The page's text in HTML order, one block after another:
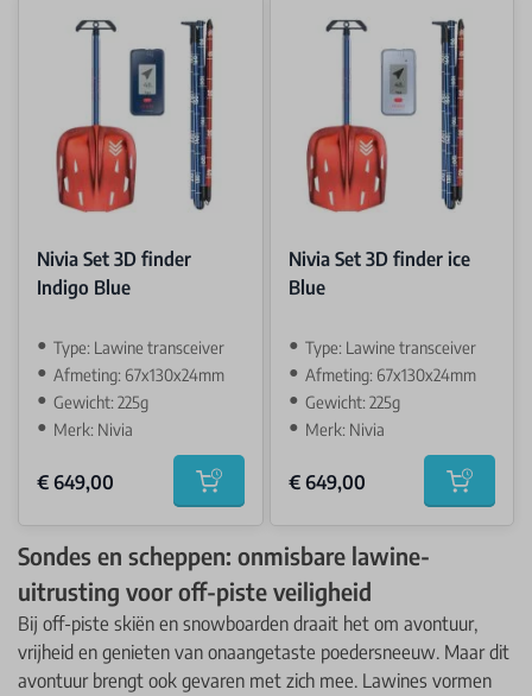
Nivia Set 3D finder
Indigo Blue
Type: Lawine transceiver
Afmeting: 67x130x24mm
Gewicht: 225g
Merk: Nivia
€ 649,00 Add to cart
Nivia Set 3D finder ice
Blue
Type: Lawine transceiver
Afmeting: 67x130x24mm
Gewicht: 225g
Merk: Nivia
€ 649,00 Add to
Sondes en scheppen: onmisbare lawine-
uitrusting voor off-piste veiligheid
Bij off-piste skiën en snowboarden draait het om avontuur,
vrijheid en genieten van onaangetaste poedersneeuw. Maar dit
avontuur brengt ook gevaren met zich mee. Lawines vormen